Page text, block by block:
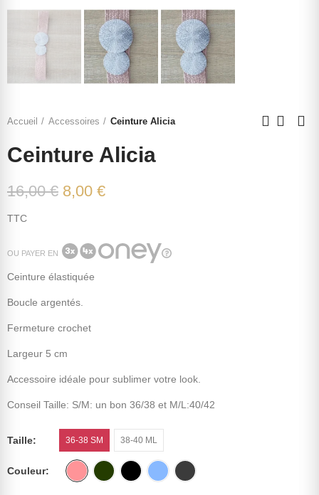
Accueil Accessoires Ceinture Alicia
Ceinture Alicia
16,00 € 8,00 €
TTC
OU PAYER EN
Ceinture élastiquée
Boucle argentés.
Fermeture crochet
Largeur 5 cm
Accessoire idéale pour sublimer votre look.
Conseil Taille: S/M: un bon 36/38 et M/L:40/42
Taille 36-38 SM 38-40 ML
Couleur